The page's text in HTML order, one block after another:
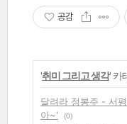
공감
'취미 그리고 생각' 카
달려라 정봉주 - 서
아~'
(0)